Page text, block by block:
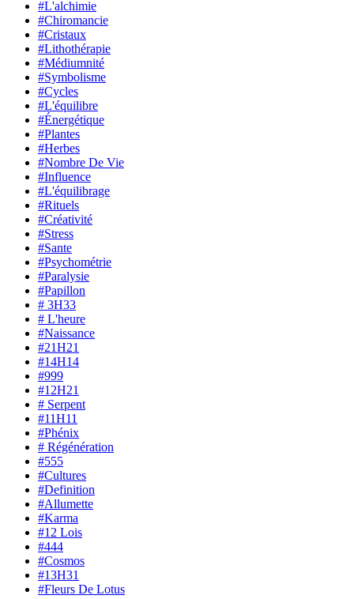
#L'alchimie
#Chiromancie
#Cristaux
#Lithothérapie
#Médiumnité
#Symbolisme
#Cycles
#L'équilibre
#Énergétique
#Plantes
#Herbes
#Nombre De Vie
#Influence
#L'équilibrage
#Rituels
#Créativité
#Stress
#Sante
#Psychométrie
#Paralysie
#Papillon
# 3H33
# L'heure
#Naissance
#21H21
#14H14
#999
#12H21
# Serpent
#11H11
#Phénix
# Régénération
#555
#Cultures
#Definition
#Allumette
#Karma
#12 Lois
#444
#Cosmos
#13H31
#Fleurs De Lotus